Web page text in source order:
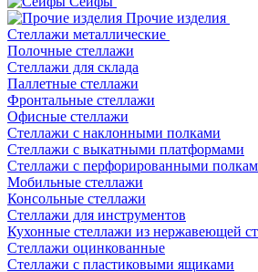
Прочие изделия
Стеллажи металлические
Полочные стеллажи
Стеллажи для склада
Паллетные стеллажи
Фронтальные стеллажи
Офисные стеллажи
Стеллажи с наклонными полками
Стеллажи с выкатными платформами
Стеллажи с перфорированными
Мобильные стеллажи
Консольные стеллажи
Стеллажи для инструментов
Кухонные стеллажи из нержавеющей
Стеллажи оцинкованные
Стеллажи с пластиковыми ящиками